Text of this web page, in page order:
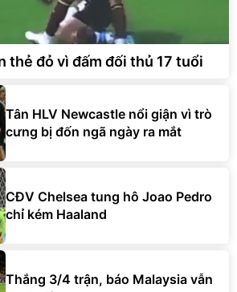
thẻ đỏ vì đấm đối thủ 17 tuổi
Tân HLV Newcastle nổi giận vì trò
cưng bị đốn ngã ngày ra mắt
CĐV Chelsea tung hô Joao Pedro
chỉ kém Haaland
Thắng 3/4 trận, báo Malaysia vẫn